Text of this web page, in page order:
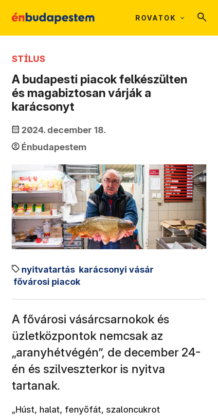
ROVATOK
STÍLUS
A budapesti piacok felkészülten
és magabiztosan várják a
karácsonyt
2024. december 18.
Énbudapestem
nyitvatartás karácsonyi vásár
fővárosi piacok
A fővárosi vásárcsarnokok és
üzletközpontok nemcsak az
„aranyhétvégén”, de december 24-
én és szilveszterkor is nyitva
tartanak.
„Húst, halat, fenyőfát, szaloncukrot